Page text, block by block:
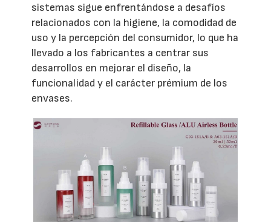
sistemas sigue enfrentándose a desafíos
relacionados con la higiene, la comodidad de
uso y la percepción del consumidor, lo que ha
llevado a los fabricantes a centrar sus
desarrollos en mejorar el diseño, la
funcionalidad y el carácter prémium de los
envases.